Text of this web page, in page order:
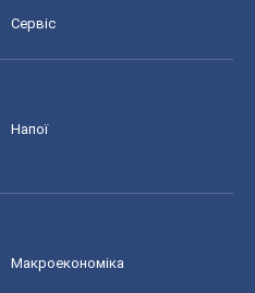
Сервіс
Напої
Макроекономіка